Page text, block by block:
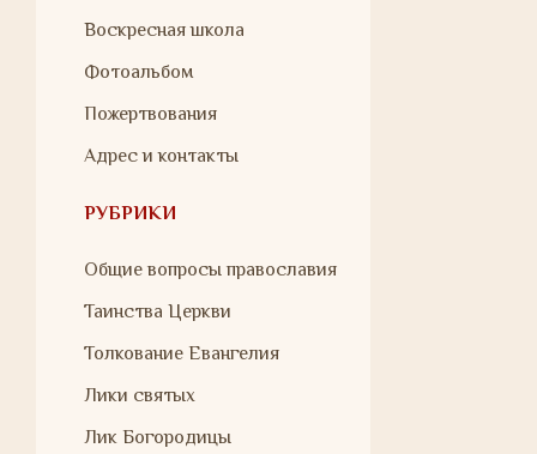
Воскресная школа
Фотоальбом
Пожертвования
Адрес и контакты
РУБРИКИ
Общие вопросы православия
Таинства Церкви
Толкование Евангелия
Лики святых
Лик Богородицы